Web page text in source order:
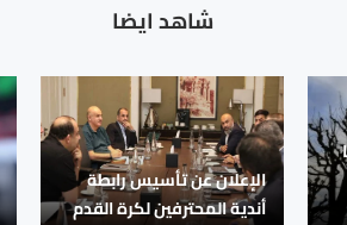
شاهد ايضا
الإعلان عن تأسيس رابطة
أندية المحترفين لكرة القدم